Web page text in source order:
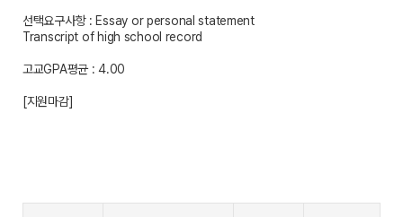
선택요구사항 : Essay or personal statement
Transcript of high school record
고교GPA평균 : 4.00
[지원마감]